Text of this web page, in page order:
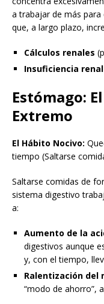
a trabajar de más para
que, a largo plazo,
Cálculos renales
Insuficiencia renal
Estómago:
Extremo
El Hábito Nocivo:
tiempo (Saltarse
Saltarse comidas de
sistema digestivo
a:
Aumento de la
digestivos aunque
y, con el tiempo,
Ralentización del
“modo de ahorro”,